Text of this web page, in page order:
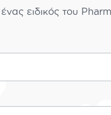
ειδικός του